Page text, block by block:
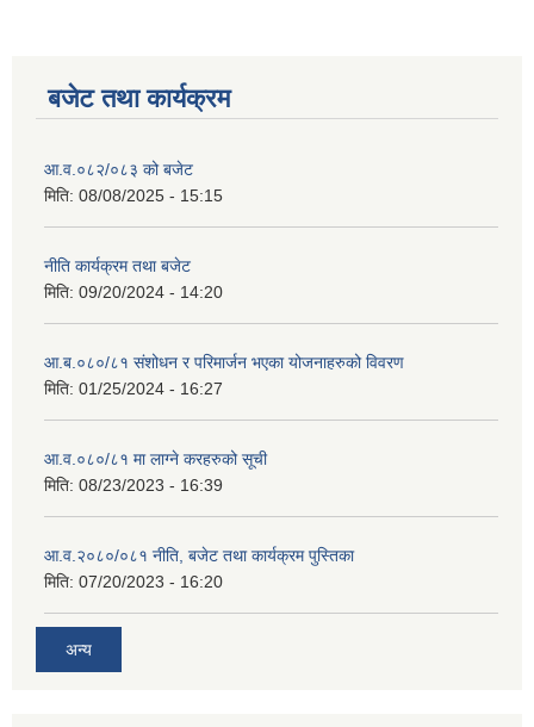
बजेट तथा कार्यक्रम
आ.व.०८२/०८३ को बजेट
मिति: 08/08/2025 - 15:15
नीति कार्यक्रम तथा बजेट
मिति: 09/20/2024 - 14:20
आ.ब.०८०/८१ संशोधन र परिमार्जन भएका योजनाहरुको विवरण
मिति: 01/25/2024 - 16:27
आ.व.०८०/८१ मा लाग्ने करहरुको सूची
मिति: 08/23/2023 - 16:39
आ.व.२०८०/०८१ नीति, बजेट तथा कार्यक्रम पुस्तिका
मिति: 07/20/2023 - 16:20
अन्य